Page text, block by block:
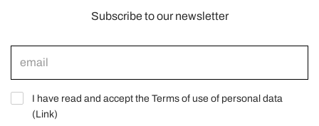
Subscribe to our newsletter
I have read and accept the Terms of use of personal data
(Link)